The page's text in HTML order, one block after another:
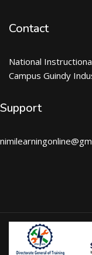
Contact
National
Campus Guindy
Support